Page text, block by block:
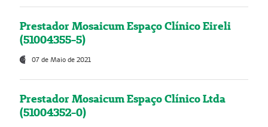
Prestador Mosaicum Espaço Clínico Eireli
(51004355-5)
07 de Maio de 2021
Prestador Mosaicum Espaço Clínico Ltda
(51004352-0)